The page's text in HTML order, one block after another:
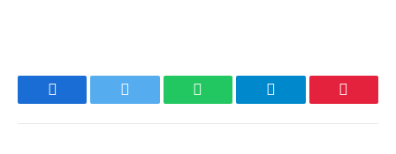
Facebook Twitter WhatsApp Telegram